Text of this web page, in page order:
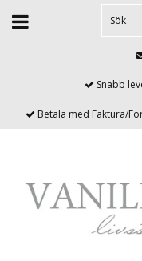
Snabb
Betala med Faktura/